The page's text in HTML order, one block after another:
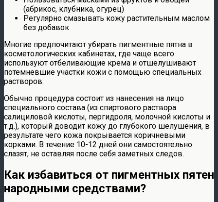
(абрикос, клубника, огурец)
Регулярно смазывать кожу растительным маслом
без добавок
Многие предпочитают убирать пигментные пятна в
косметологических кабинетах, где чаще всего
используют отбеливающие крема и отшелушивают
потемневшие участки кожи с помощью специальных
растворов.
Обычно процедура состоит из нанесения на лицо
специального состава (из спиртового раствора
салициловой кислоты, пергидроля, молочной кислоты и
т.д.), который доводит кожу до глубокого шелушения, в
результате чего кожа покрывается коричневыми
корками. В течение 10-12 дней они самостоятельно
слазят, не оставляя после себя заметных следов.
Как избавиться от пигментных пятен
народными средствами?